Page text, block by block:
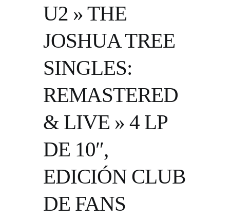
U2 » THE
JOSHUA TREE
SINGLES:
REMASTERED
& LIVE » 4 LP
DE 10″,
EDICIÓN CLUB
DE FANS